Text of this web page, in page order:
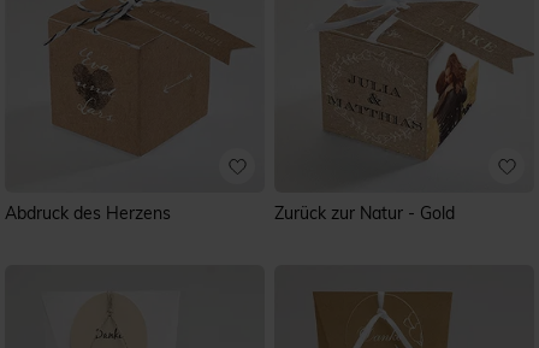
Abdruck des Herzens Zurück zur Natur - Gold